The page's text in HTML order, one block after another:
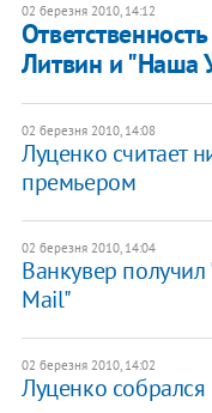
02 березня 2010, 14:12
Литвин и "Наша
02 березня 2010, 14:08
Луценко считает
премьером
02 березня 2010, 14:04
Ванкувер получил
Mail"
02 березня 2010, 14:02
Луценко